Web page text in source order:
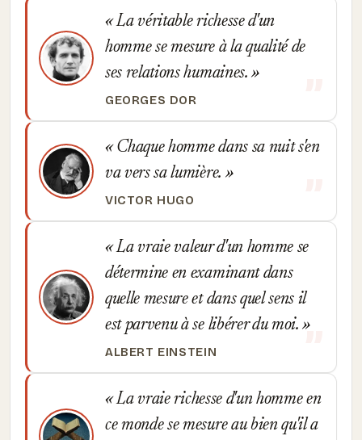
La véritable richesse d'un
homme se mesure à la qualité de
ses relations humaines.
GEORGES DOR
Chaque homme dans sa nuit s'en
va vers sa lumière.
VICTOR HUGO
La vraie valeur d'un homme se
détermine en examinant dans
quelle mesure et dans quel sens il
est parvenu à se libérer du moi.
ALBERT EINSTEIN
La vraie richesse d'un homme en
ce monde se mesure au bien qu'il a